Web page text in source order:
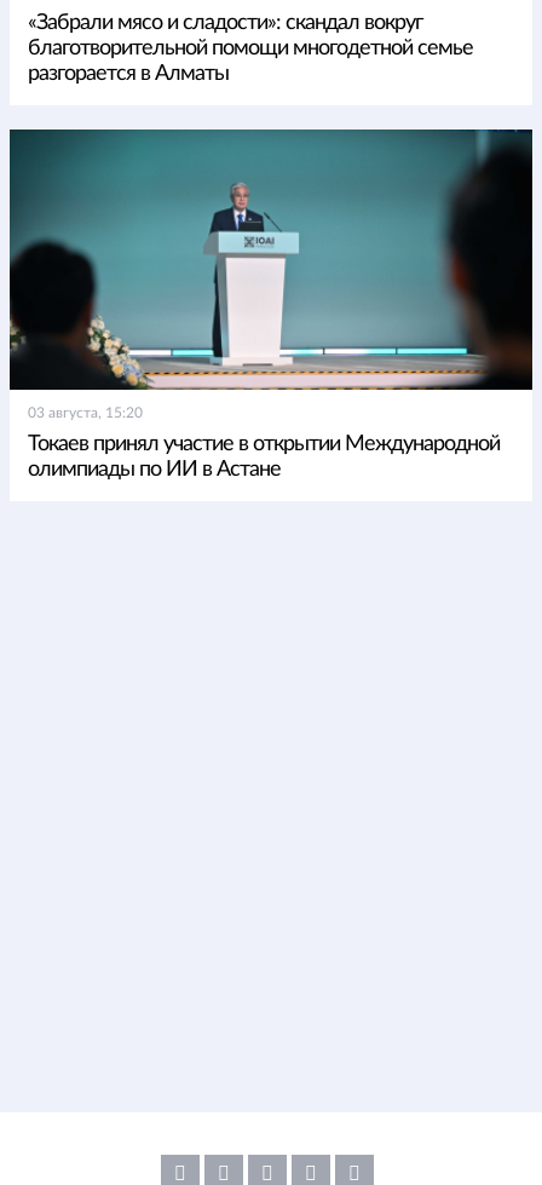
«Забрали мясо и сладости»: скандал вокруг
благотворительной помощи многодетной семье
разгорается в Алматы
03 августа, 15:20
Токаев принял участие в открытии Международной
олимпиады по ИИ в Астане